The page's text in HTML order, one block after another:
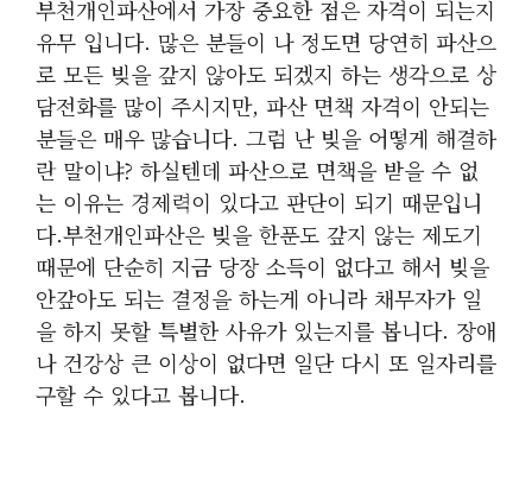
부천개인파산에서 가장 중요한 점은 자격이 되는지
유무 입니다. 많은 분들이 나 정도면 당연히 파산으
로 모든 빚을 갚지 않아도 되겠지 하는 생각으로 상
담전화를 많이 주시지만, 파산 면책 자격이 안되는
분들은 매우 많습니다. 그럼 난 빚을 어떻게 해결하
란 말이냐? 하실텐데 파산으로 면책을 받을 수 없
는 이유는 경제력이 있다고 판단이 되기 때문입니
다.부천개인파산은 빚을 한푼도 갚지 않는 제도기
때문에 단순히 지금 당장 소득이 없다고 해서 빚을
안갚아도 되는 결정을 하는게 아니라 채무자가 일
을 하지 못할 특별한 사유가 있는지를 봅니다. 장애
나 건강상 큰 이상이 없다면 일단 다시 또 일자리를
구할 수 있다고 봅니다.